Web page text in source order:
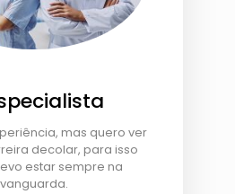
mas quero ver
decolar, para isso
estar sempre na
vanguarda.